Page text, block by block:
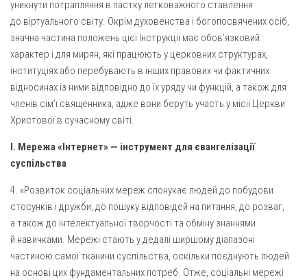
Комісія з питань душпастирства охорони здоров’я
Спільноти
Квіти Слобожанщини
Харківщина
Полтавщина
Оголошення
Трансляції
уникнути потрапляння в пастку легковажного ставлення
до віртуального світу. Окрім духовенства і богопосвячених осіб,
значна частина положень цієї Інструкції має обов’язковий
характер і для мирян, які працюють у церковних структурах,
інституціях або перебувають в інших правових чи фактичних
відносинах із ними відповідно до їх уряду чи функцій, а також для
членів сім’ї священника, адже вони беруть участь у місії Церкви
Христової в сучасному світі.
I. Мережа «Інтернет» — інструмент для євангелізації
суспільства
4. «Розвиток соціальних мереж спонукає людей до побудови
стосунків і дружби, до пошуку відповідей на питання, до розваг,
а також до інтелектуальної творчості та обміну знаннями
й навичками. Мережі стають у дедалі ширшому діапазоні
частиною самої тканини суспільства, оскільки поєднують людей
на основі цих фундаментальних потреб. Отже, соціальні мережі